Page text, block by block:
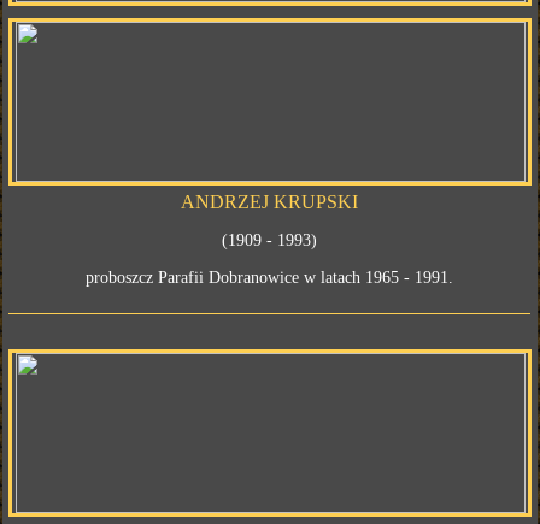
ANDRZEJ KRUPSKI
(1909 - 1993)
proboszcz Parafii Dobranowice w latach 1965 - 1991.